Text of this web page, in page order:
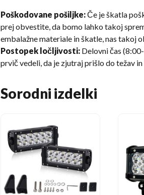
Poškodovane pošiljke:Če je škatla
prej obvestite, da bomo lahko takoj
embalažne materiale in škatle, nas takoj
Postopek ločljivosti: Delovni čas
prvič vedeli, da je zjutraj prišlo do težav
Sorodni izdelki